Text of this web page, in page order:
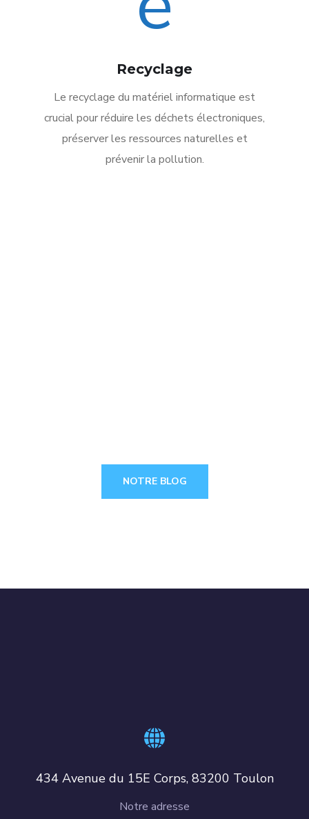
Recyclage
Le recyclage du matériel informatique est
crucial pour réduire les déchets électroniques,
préserver les ressources naturelles et
prévenir la pollution.
NOTRE BLOG
434 Avenue du 15E Corps, 83200 Toulon
Notre adresse